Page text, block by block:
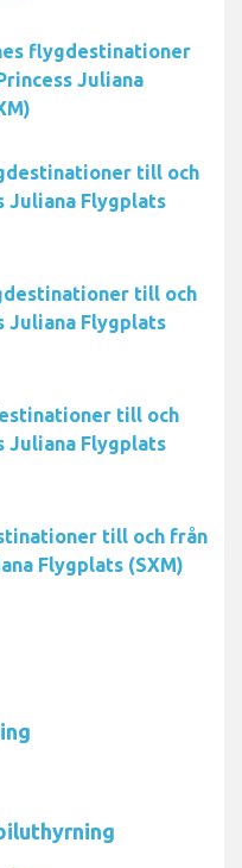
flygdestinationer
Juliana
till och
Juliana Flygplats
till och
Juliana Flygplats
till och
Juliana Flygplats
till och från
Flygplats (SXM)